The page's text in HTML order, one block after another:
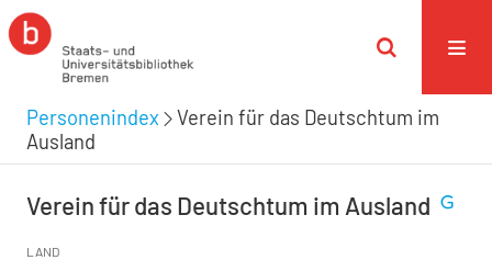
Personenindex
Verein für das Deutschtum im
Ausland
Verein für das Deutschtum im Ausland
LAND